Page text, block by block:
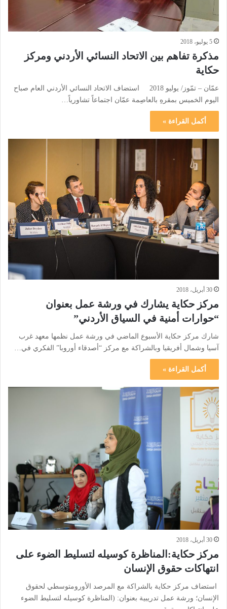
5 يوليو، 2018
مذكرة تفاهم بين الاتحاد النسائي الأردني ومركز
حكاية
عمّان – تمّوز/ يوليو 2018 استضاف الاتحاد النسائي الأردني العام صباح
اليوم الخميس بمقرهِ بالعاصِمة عمّان اجتماعاً تشاورياً…
أكمل القراءة »
30 أبريل، 2018
مركز حكاية يشارك في ورشة عمل بعنوان
“حوارات أمنية في السياق الأردني”
شارك مركز حكاية الأسبوع الماضي في ورشة عمل نظمها معهد غرب
آسيا وشمال أفريقيا وبالشراكة مع مركز “أصدقاء أوروبا” الفكري في…
أكمل القراءة »
30 أبريل، 2018
مركز حكاية:المناظرة كوسيله لتسليط الضوء على
انتهاكات حقوق الإنسان
استضاف مركز حكاية بالشراكة مع المرصد الأورومتوسطي لحقوق
الإنسان؛ ورشة عمل تدريبية بعنوان: (المناظرة كوسيله لتسليط الضوء